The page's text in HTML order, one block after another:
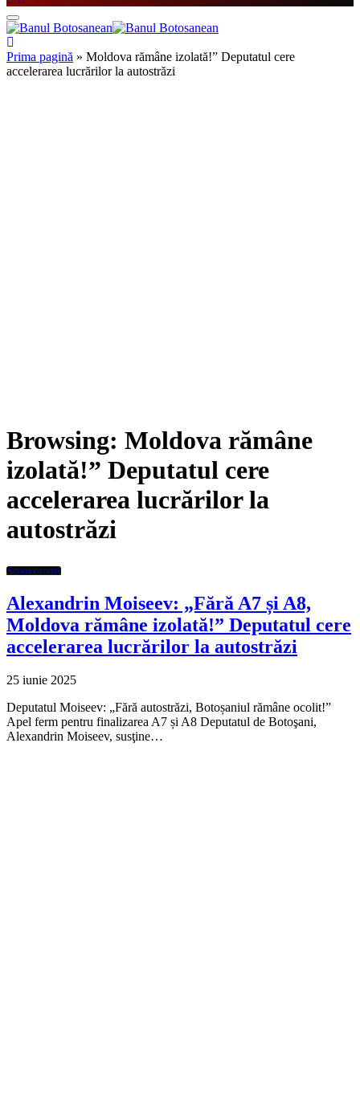
Prima pagină » Moldova rămâne izolată!” Deputatul cere
accelerarea lucrărilor la autostrăzi
Browsing: Moldova rămâne
izolată!” Deputatul cere
accelerarea lucrărilor la
autostrăzi
Administratie
Alexandrin Moiseev: „Fără A7 și A8,
Moldova rămâne izolată!” Deputatul cere
accelerarea lucrărilor la autostrăzi
25 iunie 2025
Deputatul Moiseev: „Fără autostrăzi, Botoșaniul rămâne ocolit!”
Apel ferm pentru finalizarea A7 și A8 Deputatul de Botoşani,
Alexandrin Moiseev, susţine…